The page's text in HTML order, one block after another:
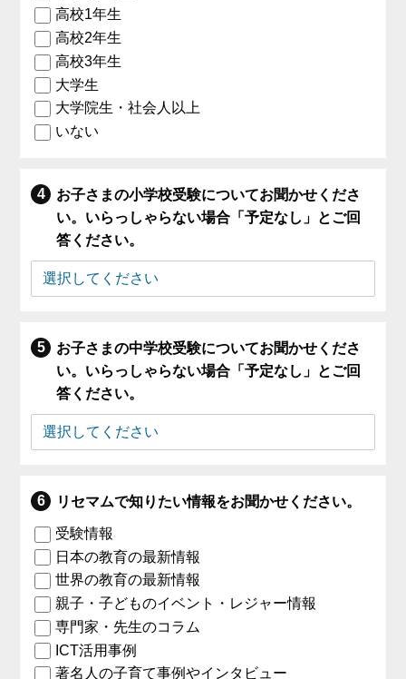
高校1年生
高校2年生
高校3年生
大学生
大学院生・社会人以上
いない
お子さまの小学校受験についてお聞かせくださ
い。いらっしゃらない場合「予定なし」とご回
答ください。
お子さまの中学校受験についてお聞かせくださ
い。いらっしゃらない場合「予定なし」とご回
答ください。
リセマムで知りたい情報をお聞かせください。
受験情報
日本の教育の最新情報
世界の教育の最新情報
親子・子どものイベント・レジャー情報
専門家・先生のコラム
ICT活用事例
著名人の子育て事例やインタビュー